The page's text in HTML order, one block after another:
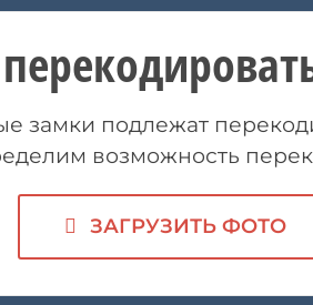
замки подлежат
возможность
ЗАГРУЗИТЬ ФОТО